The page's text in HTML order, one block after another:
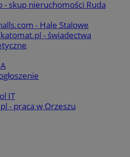
- skup nieruchomości Ruda
- Hale Stalowe
- świadectwa
IT
- praca w Orzeszu